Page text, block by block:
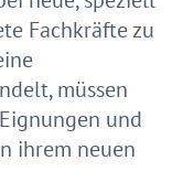
Fachkräfte zu
müssen
und
ihrem neuen